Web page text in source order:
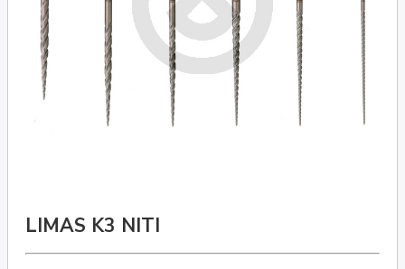
LIMAS K3 NITI